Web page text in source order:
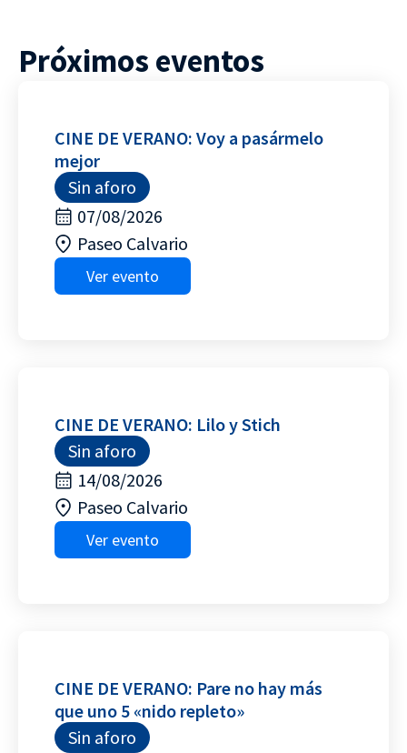
Próximos eventos
CINE DE VERANO: Voy a pasármelo
mejor
Sin aforo
07/08/2026
Paseo Calvario
Ver evento
CINE DE VERANO: Lilo y Stich
Sin aforo
14/08/2026
Paseo Calvario
Ver evento
CINE DE VERANO: Pare no hay más
que uno 5 «nido repleto»
Sin aforo